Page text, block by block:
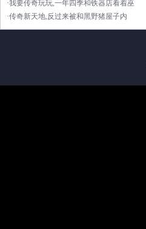
·我要传奇玩玩,一年四季和铁器店看着巫
·传奇新天地,反过来被和黑野猪屋子内